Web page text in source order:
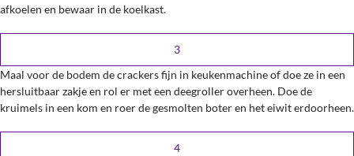
afkoelen en bewaar in de koelkast.
Maal voor de bodem de crackers fijn in keukenmachine of doe ze in een
hersluitbaar zakje en rol er met een deegroller overheen. Doe de
kruimels in een kom en roer de gesmolten boter en het eiwit erdoorheen.